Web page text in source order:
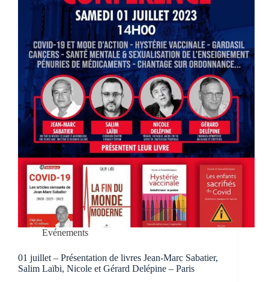
Evénements
01 juillet – Présentation de livres Jean-Marc Sabatier,
Salim Laïbi, Nicole et Gérard Delépine – Paris